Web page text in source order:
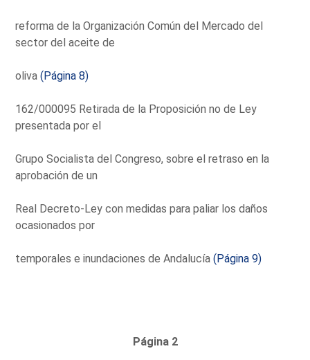
reforma de la Organización Común del Mercado del
sector del aceite de
oliva(Página 8)
162/000095 Retirada de la Proposición no de Ley
presentada por el
Grupo Socialista del Congreso, sobre el retraso en la
aprobación de un
Real Decreto-Ley con medidas para paliar los daños
ocasionados por
temporales e inundaciones de Andalucía(Página 9)
Página 2